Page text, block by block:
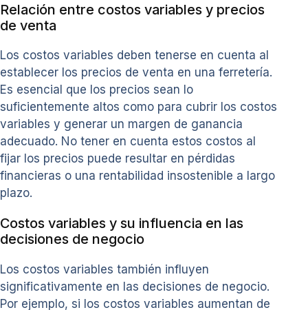
Relación entre costos variables y precios
de venta
Los costos variables deben tenerse en cuenta al
establecer los precios de venta en una ferretería.
Es esencial que los precios sean lo
suficientemente altos como para cubrir los costos
variables y generar un margen de ganancia
adecuado. No tener en cuenta estos costos al
fijar los precios puede resultar en pérdidas
financieras o una rentabilidad insostenible a largo
plazo.
Costos variables y su influencia en las
decisiones de negocio
Los costos variables también influyen
significativamente en las decisiones de negocio.
Por ejemplo, si los costos variables aumentan de